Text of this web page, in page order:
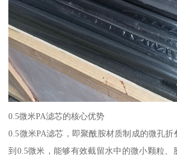
0.5微米PA滤芯的核心优势
0.5微米PA滤芯，即聚酰胺材质制成的微孔
到0.5微米，能够有效截留水中的微小颗粒、